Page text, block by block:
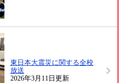
東日本大震災に関する全校
放送
2026年3月11日更新